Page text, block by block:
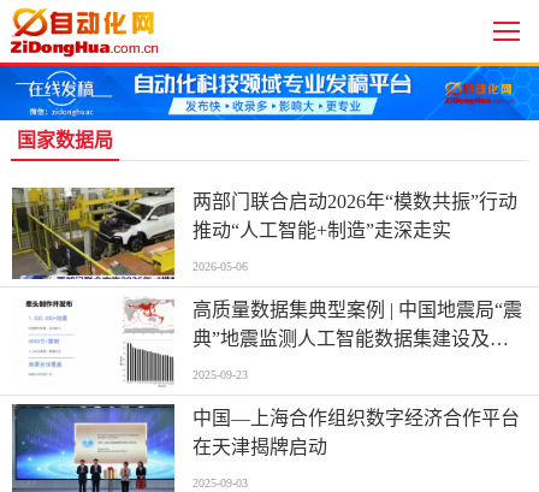
国家数据局
两部门联合启动2026年“模数共振”行动
推动“人工智能+制造”走深走实
2026-05-06
高质量数据集典型案例 | 中国地震局“震
典”地震监测人工智能数据集建设及其
应用
2025-09-23
中国—上海合作组织数字经济合作平台
在天津揭牌启动
2025-09-03